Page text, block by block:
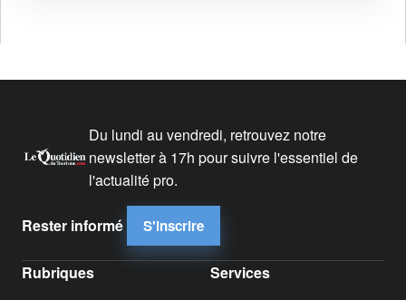
Du lundi au vendredi, retrouvez notre
newsletter à 17h pour suivre l'essentiel de
l'actualité pro.
Rester informé S'inscrire
Rubriques Services